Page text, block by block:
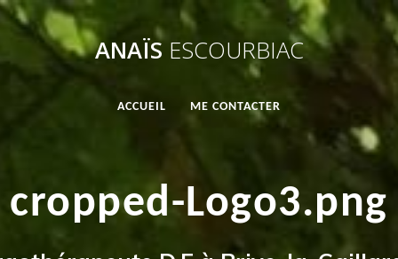
ANAÏSESCOURBIAC
ACCUEIL ME CONTACTER
cropped-Logo3.png